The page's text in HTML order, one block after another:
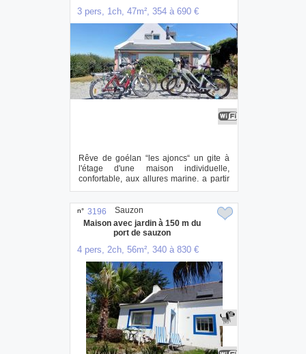
3 pers, 1ch, 47m², 354 à 690 €
Rêve de goélan “les ajoncs“ un gite à
l'étage d'une maison individuelle,
confortable, aux allures marine. a partir
de 5...
n° 3196
Maison avec jardin à 150 m du
port de sauzon
4 pers, 2ch, 56m², 340 à 830 €
Sauzon